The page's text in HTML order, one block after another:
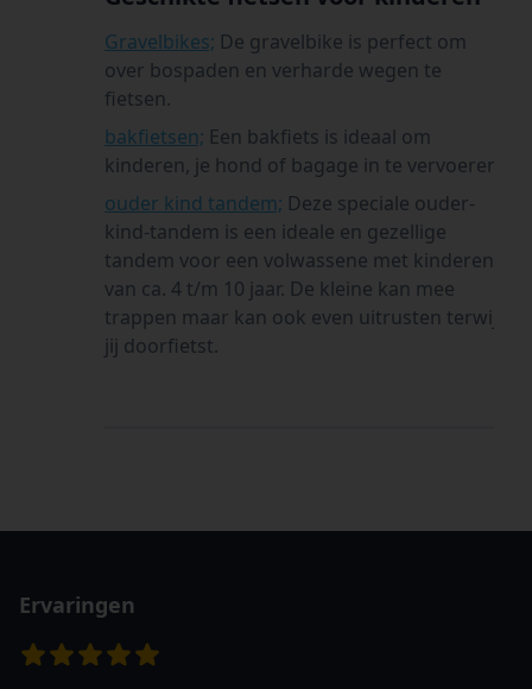
Gravelbikes; De gravelbike is perfect om
over bospaden en verharde wegen te
fietsen.
bakfietsen; Een bakfiets is ideaal om
kinderen, je hond of bagage in te vervoeren.
ouder kind tandem; Deze speciale ouder-
kind-tandem is een ideale en gezellige
tandem voor een volwassene met kinderen
van ca. 4 t/m 10 jaar. De kleine kan mee
trappen maar kan ook even uitrusten terwijl
jij doorfietst.
Ervaringen